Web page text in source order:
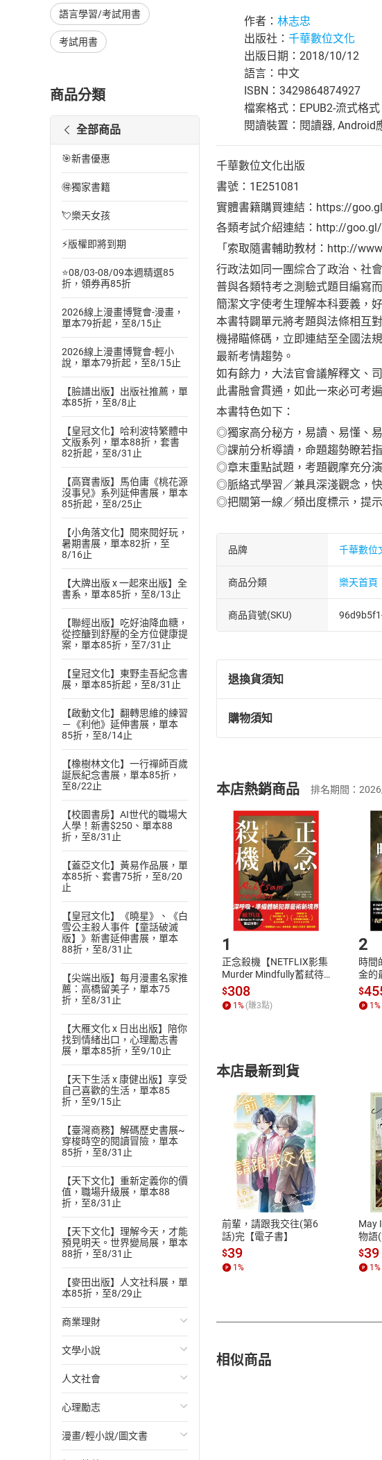
語言學習/考試用書
考試用書
商品分類
全部商品
🎯新書優惠
🉐獨家書籍
💘樂天女孩
⚡版權即將到期
⭐08/03-08/09本週精選85
折，領券再85折
2026線上漫畫博覽會-漫畫，
單本79折起，至8/15止
2026線上漫畫博覽會-輕小
說，單本79折起，至8/15止
【臉譜出版】出版社推薦，單
本85折，至8/8止
【皇冠文化】哈利波特繁體中
文版系列，單本88折，套書
82折起，至8/31止
【高寶書版】馬伯庸《桃花源
沒事兒》系列延伸書展，單本
85折起，至8/25止
【小角落文化】閱來閱好玩，
暑期書展，單本82折，至
8/16止
【大牌出版 x 一起來出版】全
書系，單本85折，至8/13止
【聯經出版】吃好油降血糖，
從控醣到舒壓的全方位健康提
案，單本85折，至7/31止
【皇冠文化】東野圭吾紀念書
展，單本85折起，至8/31止
【啟動文化】翻轉思維的練習
－《利他》延伸書展，單本
85折，至8/14止
【橡樹林文化】一行禪師百歲
誕辰紀念書展，單本85折，
至8/22止
【校園書房】AI世代的職場大
人學！新書$250、單本88
折，至8/31止
【蓋亞文化】黃易作品展，單
本85折、套書75折，至8/20
止
【皇冠文化】《曉星》、《白
雪公主殺人事件【童話破滅
版】》新書延伸書展，單本
88折，至8/31止
【尖端出版】每月漫畫名家推
薦：高橋留美子，單本75
折，至8/31止
【大雁文化 x 日出出版】陪你
找到情緒出口，心理勵志書
展，單本85折，至9/10止
【天下生活 x 康健出版】享受
自己喜歡的生活，單本85
折，至9/15止
【臺灣商務】解碼歷史書展~
穿梭時空的閱讀冒險，單本
85折，至8/31止
【天下文化】重新定義你的價
值，職場升級展，單本88
折，至8/31止
【天下文化】理解今天，才能
預見明天。世界變局展，單本
88折，至8/31止
【麥田出版】人文社科展，單
本85折，至8/29止
商業理財
投資理財
經濟/趨勢
財務/金融
管理/領導
文學小說
歐美文學
日本文學
韓國文學
人文社會
國際關係
政治
心理勵志
心靈成長/情緒
漫畫/輕小說/圖文書
作者： 林志忠
出版社： 千華數位文化
出版日期：2018/10/12
語言：中文
ISBN：3429864874927
檔案格式：EPUB2-流式格式
閱讀裝置：閱讀器, Android
千華數位文化出版
書號：1E251081
實體書籍購買連結：https://
各類考試介紹連結：http://
「索取隨書輔助教材：http://
行政法如同一團綜合了政治、社
普與各類特考之測驗式題目編寫
簡潔文字使考生理解本科要義，
本書特闢單元將考題與法條相互
機掃瞄條碼，立即連結至全國法
最新考情趨勢。
如有餘力，大法官會議解釋文、
此書融會貫通，如此一來必可考
本書特色如下：
◎獨家高分秘方，易讀、易懂、
◎課前分析導讀，命題趨勢瞭若
◎章末重點試題，考題觀摩充分
◎脈絡式學習／兼具深淺觀念，
◎把關第一線／頻出度標示，提
品牌 千華數位
商品分類 樂天首頁
商品貨號(SKU)
退換貨須知
退換貨規定：
(一)依消費者保護法第19
(二)消費者訂購本店鋪之
且已下載/存取電子書，不得
退貨方式：您欲取消訂單或
貨」，本店鋪將依您的申請
請注意，樂天市場須以整筆
購物須知
挑選商品
Choose
購書後，如何開始使
Step1.選擇閱讀載具
付款方式
ATM轉帳、信用卡、LINE
本店熱銷商品 排名期間：
1
正念殺機【NETFLIX影集
Murder Mindfully蓄弒待
發】【電子書】
$308
1% (賺3點)
2
時間
金的
$
1%
本店最新到貨
前輩，請跟我交往(第6
話)完【電子書】
$39
1%
May
物語(
$39
1%
相似商品